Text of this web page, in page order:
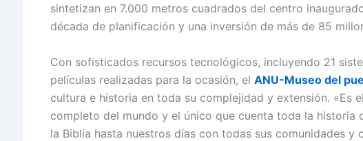
sintetizan en 7.000 metros cuadrados del centro
década de planificación y una inversión de más de 85
Con sofisticados recursos tecnológicos, incluyendo 21
películas realizadas para la ocasión, el ANU-Museo del
cultura e historia en toda su complejidad y extensión. «Es
completo del mundo y el único que cuenta toda la historia
la Biblia hasta nuestros días con todas sus comunidades y